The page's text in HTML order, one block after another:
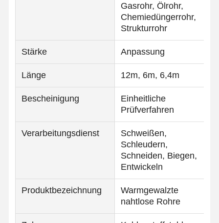
Kupferstreifen und Kupferstangen
Zinkbarren
Blei-Ingots und Blei-Platten
Gasrohr, Ölrohr,
Chemiedüngerrohr,
Strukturrohr
Stärke Anpassung
Länge 12m, 6m, 6,4m
Bescheinigung
Einheitliche
Prüfverfahren
Verarbeitungsdienst
Schweißen,
Schleudern,
Schneiden, Biegen,
Entwickeln
Produktbezeichnung
Warmgewalzte
nahtlose Rohre